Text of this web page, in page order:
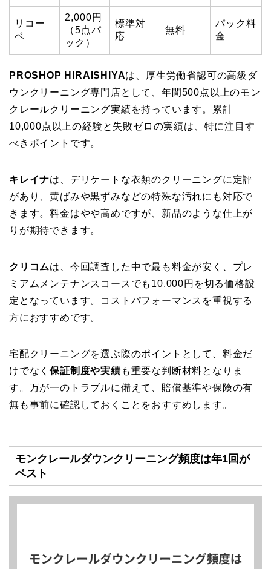
リコー
ベ
2,000円
（5点パ
ック）
標準対
応
無料
パック料
金
PROSHOP HIRAISHIYAは、厚生労働省認可の高級ダ
ウンクリーニング専門店として、年間500点以上のモン
クレールクリーニング実績を持っています。累計
10,000点以上の経験と失敗ゼロの実績は、特に注目す
べきポイントです。
キレイナは、デリケートな衣類のクリーニングに定評
があり、黄ばみや黒ずみなどの特殊な汚れにも対応で
きます。料金はやや高めですが、新品のような仕上が
りが期待できます。
クリコムは、今回調査した中で最も料金が安く、プレ
ミアムメンテナンスコースでも10,000円を切る価格設
定となっています。コストパフォーマンスを重視する
方におすすめです。
宅配クリーニングを選ぶ際のポイントとして、料金だ
けでなく保証制度や実績 も重要な判断材料となりま
す。万が一のトラブルに備えて、賠償基準や保険の有
無も事前に確認しておくことをおすすめします。
モンクレールダウンクリーニング頻度は年1回が
ベスト